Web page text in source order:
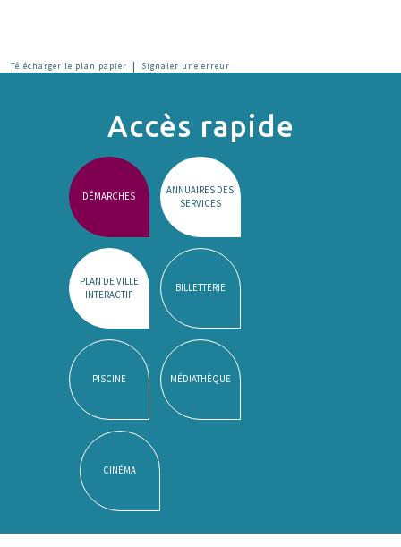
Télécharger le plan papier | Signaler une erreur
Accès rapide
DÉMARCHES
ANNUAIRES DES
SERVICES
PLAN DE VILLE
INTERACTIF
BILLETTERIE
PISCINE MÉDIATHÈQUE
CINÉMA